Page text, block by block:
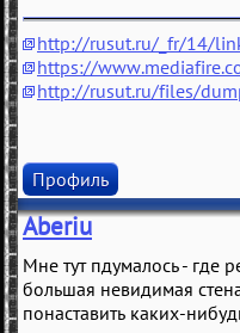
http://rusut.ru/_fr/14/
https://
http://rusut.ru/files/
Профиль
Aberiu
Мне тут пдумалось - где
большая невидимая
понаставить каких-